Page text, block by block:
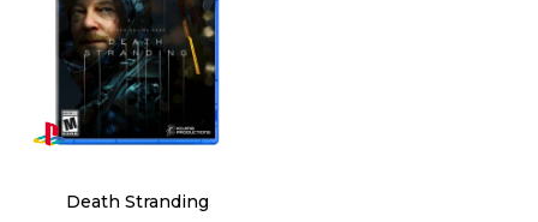
Death Stranding